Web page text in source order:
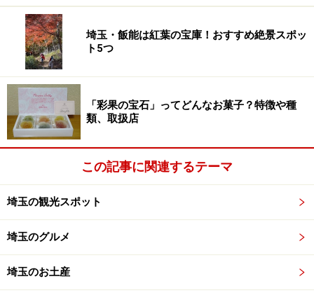
島や高円寺などから招待された連が続々と舞台の通りに
繰り出していきます。
東武スカイツリーライン新越谷駅ホームから見る南越谷中央
通り
埼玉・飯能は紅葉の宝庫！おすすめ絶景スポッ
ト5つ
「彩果の宝石」ってどんなお菓子？特徴や種
類、取扱店
この記事に関連するテーマ
埼玉の観光スポット
埼玉のグルメ
埼玉のお土産